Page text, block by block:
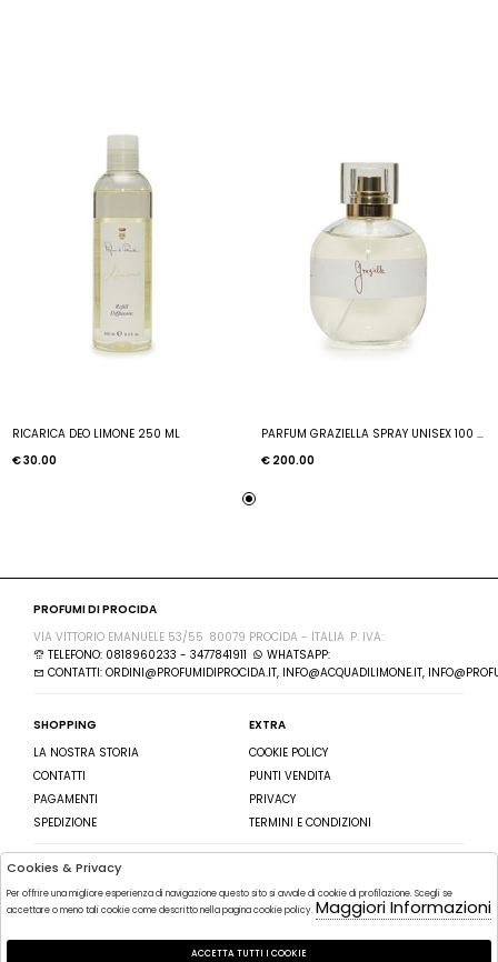
RICARICA DEO LIMONE 250 ML
€ 30.00
PARFUM GRAZIELLA SPRAY UNISEX 100 ML
€ 200.00
PROFUMI DI PROCIDA
VIA VITTORIO EMANUELE 53/55 80079 PROCIDA - ITALIA P. IVA:
TELEFONO: 0818960233 - 3477841911
WHATSAPP:
CONTATTI: ORDINI@PROFUMIDIPROCIDA.IT, INFO@ACQUADILIMONE.IT,
SHOPPING
LA NOSTRA STORIA
CONTATTI
PAGAMENTI
SPEDIZIONE
EXTRA
COOKIE POLICY
PUNTI VENDITA
PRIVACY
TERMINI E CONDIZIONI
SEGUICI SU
FACEBOOK
HO LETTO ED ACCETTATO LE
INVIA
Cookies & Privacy
Per offrire una migliore esperienza di navigazione questo sito si avvale di cookie di profilazione. Scegli se
accettare o meno tali cookie come descritto nella pagina cookie policy.Maggiori Informazioni
ACCETTA TUTTI I COOKIE